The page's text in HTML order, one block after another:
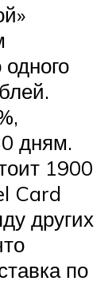
дням.
1900
Card
других
по